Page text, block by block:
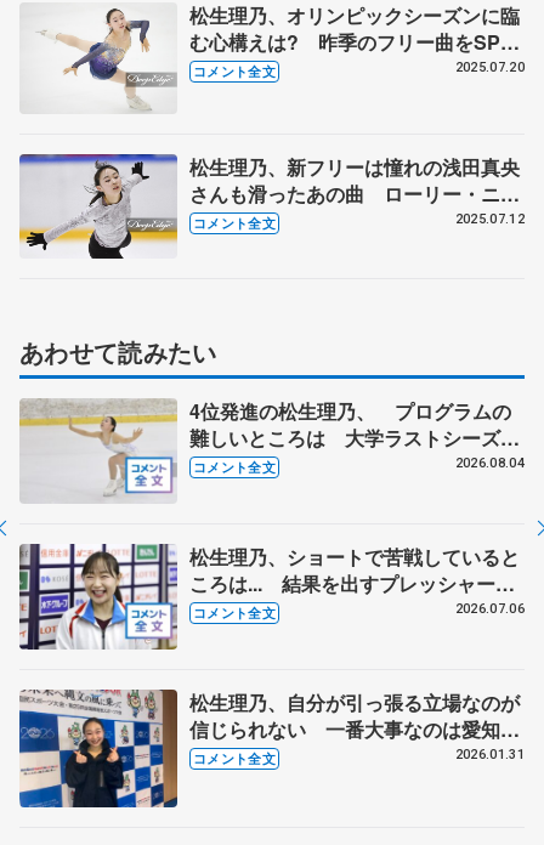
松生理乃、オリンピックシーズンに臨
む心構えは? 昨季のフリー曲をSPに
「わたしに合っている」（女子SP後
コメント全文 2025.07.20
松生理乃、新フリーは憧れの浅田真央
さんも滑ったあの曲 ローリー・ニコ
ルさん振り付けでバレエ名作（合宿囲
コメント全文 2025.07.12
あわせて読みたい
4位発進の松生理乃、 プログラムの
難しいところは 大学ラストシーズン
に思い 【みなとアクルス杯SP】
コメント全文 2026.08.04
松生理乃、ショートで苦戦していると
ころは... 結果を出すプレッシャーと
出場できるうれしさと 【全日本シニ
コメント全文 2026.07.06
松生理乃、自分が引っ張る立場なのが
信じられない 一番大事なのは愛知県
で優勝を目指すことなので【国民スポ
コメント全文 2026.01.31